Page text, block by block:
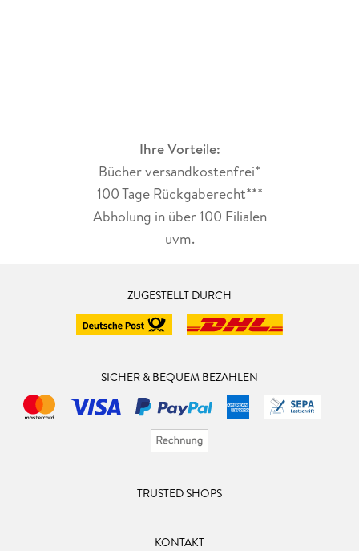
Ihre Vorteile:
Bücher versandkostenfrei*
100 Tage Rückgaberecht***
Abholung in über 100 Filialen
uvm.
ZUGESTELLT DURCH
SICHER & BEQUEM BEZAHLEN
TRUSTED SHOPS
KONTAKT